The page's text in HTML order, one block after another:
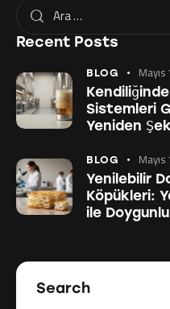
Recent Posts
BLOG
Sistemleri
Yeniden
BLOG
Yenilebilir
Köpükleri:
ile
Search